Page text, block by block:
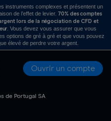
instruments complexes et présentent un
de l’effet de levier. 70% des comptes
lors de la négociation de CFD et
. Vous devez vous assurer que vous
options de gré à gré et que vous pouvez
élevé de perdre votre argent.
Ouvrir un compte
de Portugal SA